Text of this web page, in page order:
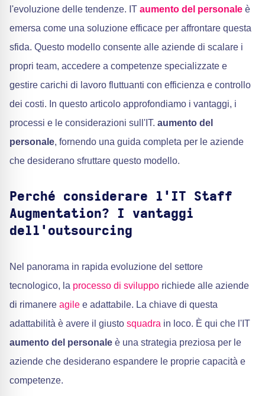
l'evoluzione delle tendenze. IT aumento del personale è
emersa come una soluzione efficace per affrontare questa
sfida. Questo modello consente alle aziende di scalare i
propri team, accedere a competenze specializzate e
gestire carichi di lavoro fluttuanti con efficienza e controllo
dei costi. In questo articolo approfondiamo i vantaggi, i
processi e le considerazioni sull'IT. aumento del
personale, fornendo una guida completa per le aziende
che desiderano sfruttare questo modello.
Perché considerare l'IT Staff
Augmentation? I vantaggi
dell'outsourcing
Nel panorama in rapida evoluzione del settore
tecnologico, la processo di sviluppo richiede alle aziende
di rimanere agile e adattabile. La chiave di questa
adattabilità è avere il giusto squadra in loco. È qui che l'IT
aumento del personale è una strategia preziosa per le
aziende che desiderano espandere le proprie capacità e
competenze.